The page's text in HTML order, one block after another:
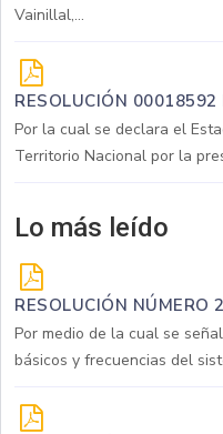
Vainillal,...
RESOLUCIÓN
Por la cual se declara el
Territorio Nacional por la
Lo más leído
RESOLUCIÓN NÚMERO
Por medio de la cual se
básicos y frecuencias del